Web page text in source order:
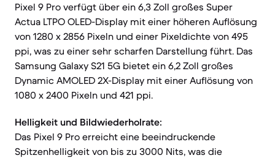
Pixel 9 Pro verfügt über ein 6,3 Zoll großes Super
Actua LTPO OLED-Display mit einer höheren Auflösung
von 1280 x 2856 Pixeln und einer Pixeldichte von 495
ppi, was zu einer sehr scharfen Darstellung führt. Das
Samsung Galaxy S21 5G bietet ein 6,2 Zoll großes
Dynamic AMOLED 2X-Display mit einer Auflösung von
1080 x 2400 Pixeln und 421 ppi.
Helligkeit und Bildwiederholrate:
Das Pixel 9 Pro erreicht eine beeindruckende
Spitzenhelligkeit von bis zu 3000 Nits, was die